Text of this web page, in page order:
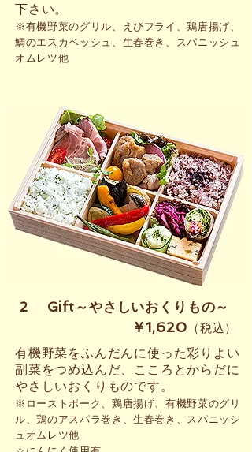
下さい。
※有機野菜のグリル、えびフライ、鶏唐揚げ、
鯛のエスカベッシュ、生春巻き、スパニッシュ
オムレツ他
​￥1,620 （税込）
​2 Gift～やさしいおくりもの～
有機野菜をふんだんに使った彩りよい
副菜をつめ込んだ、こころとからだに
やさしいおくりものです。
※ローストポーク、鶏唐揚げ、有機野菜のグリ
ル、鶏のアスパラ巻き、生春巻き、スパニッシ
ュオムレツ他